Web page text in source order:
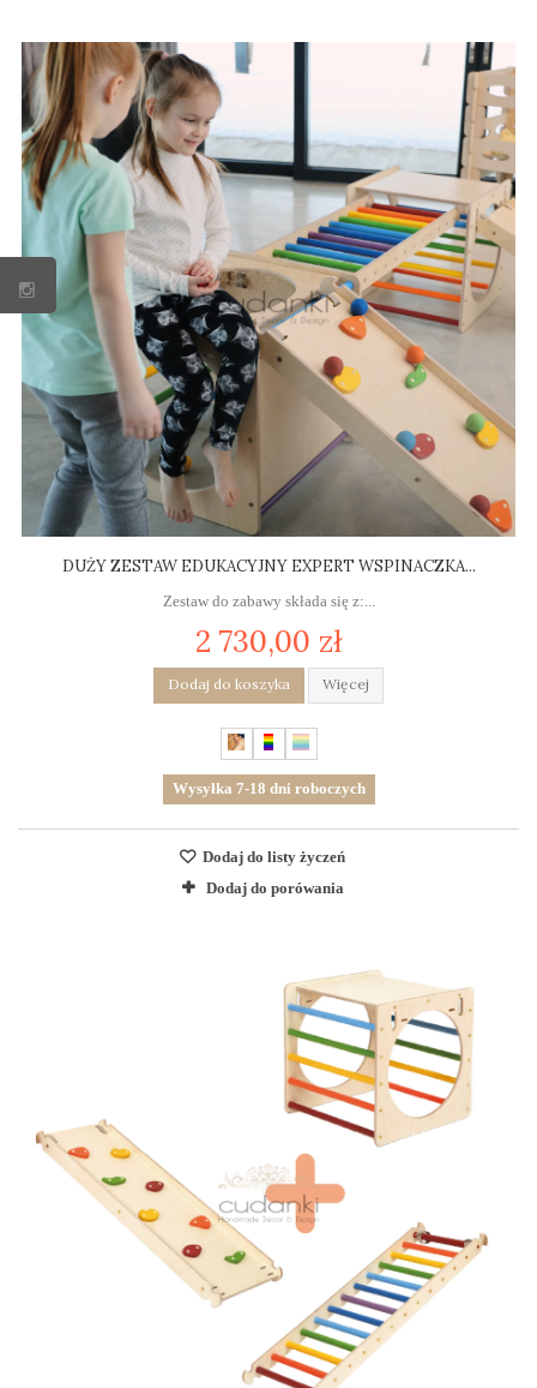
DUŻY ZESTAW EDUKACYJNY EXPERT WSPINACZKA...
Zestaw do zabawy składa się z:...
2 730,00 zł
Dodaj do koszyka Więcej
Wysyłka 7-18 dni roboczych
Dodaj do listy życzeń
Dodaj do porówania